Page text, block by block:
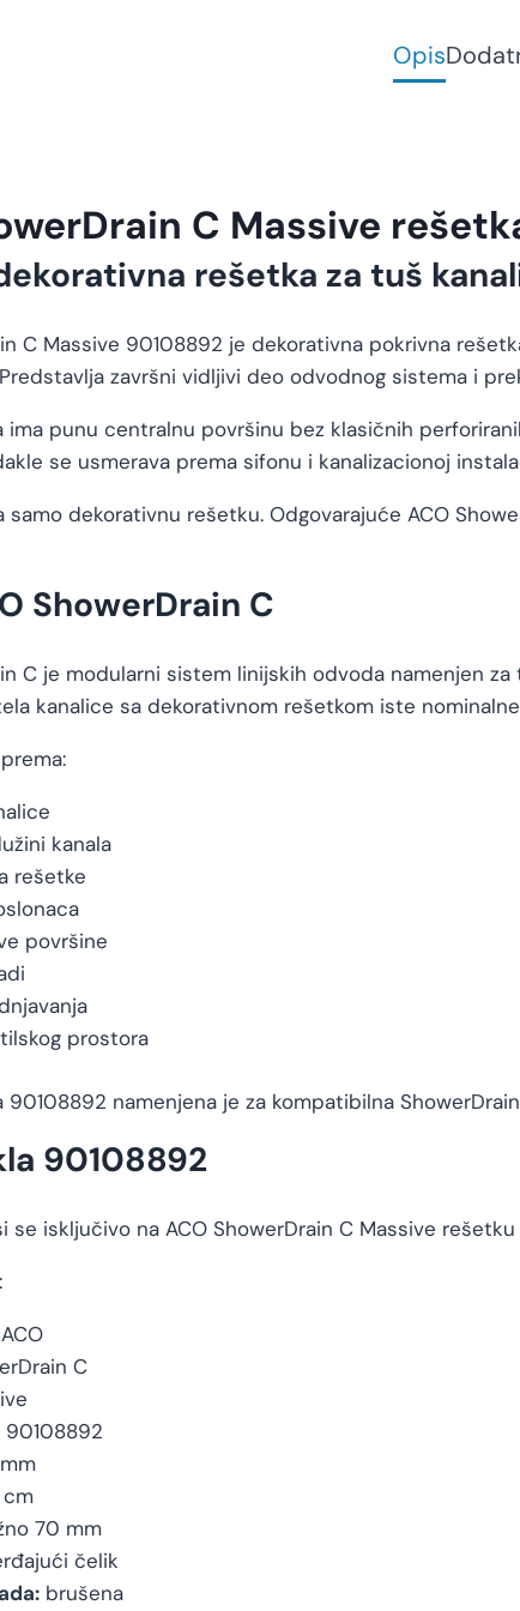
Opis
C Massive
rešetka za tuš
C Massive 90108892 je dekorativna pokrivna
završni vidljivi deo odvodnog sistema i
ima punu centralnu površinu bez klasičnih
se usmerava prema sifonu i kanalizacionoj
samo dekorativnu rešetku. Odgovarajuće ACO
ShowerDrain C
C je modularni sistem linijskih odvoda namenjen
kanalice sa dekorativnom rešetkom iste
kanala
rešetke
površine
prostora
90108892 namenjena je za kompatibilna
90108892
se isključivo na ACO ShowerDrain C Massive
C
90108892
70 mm
čelik
brušena